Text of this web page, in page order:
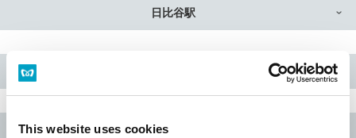
This website uses cookies
日比谷駅
東銀座駅